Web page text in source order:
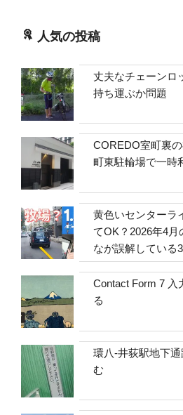
人気の投稿
丈夫なチェーンロ
持ち運ぶか問題
COREDO室町裏
町東駐輪場で一時
黄色いセンターラ
てOK？2026年4月
なが誤解している
Contact Form 7 入
る
環八-井荻駅地下
む